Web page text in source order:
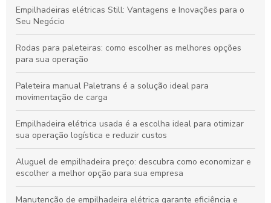
Empilhadeiras elétricas Still: Vantagens e Inovações para o
Seu Negócio
Rodas para paleteiras: como escolher as melhores opções
para sua operação
Paleteira manual Paletrans é a solução ideal para
movimentação de carga
Empilhadeira elétrica usada é a escolha ideal para otimizar
sua operação logística e reduzir custos
Aluguel de empilhadeira preço: descubra como economizar e
escolher a melhor opção para sua empresa
Manutenção de empilhadeira elétrica garante eficiência e